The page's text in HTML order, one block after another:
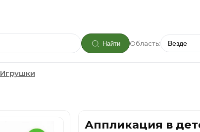
Найти Область:
Игрушки
Аппликация в